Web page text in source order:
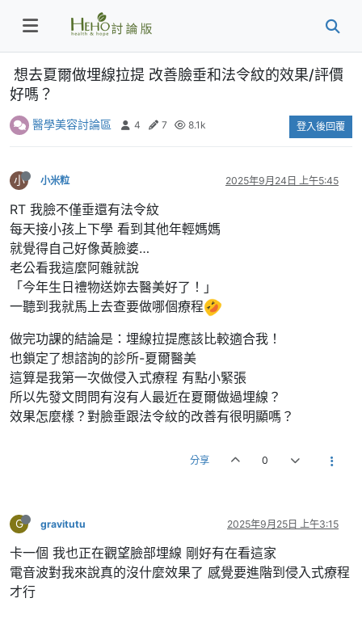
想去夏爾做埋線拉提 改善臉垂和法令紋的效果/評價
好嗎？
醫學美容討論區 4 7 8.1k 登入後回覆
小 小米粒 2025年9月24日 上午5:45
RT 我臉不僅垂還有法令紋
每天接小孩上下學 看到其他年輕媽媽
就覺得自己好像黃臉婆…
老公看我這麼阿雜就說
「今年生日禮物送妳去醫美好了！」
一聽到我就馬上去查要做哪個療程
做完功課的結論是：埋線拉提應該比較適合我！
也鎖定了想諮詢的診所-夏爾醫美
這算是我第一次做侵入式療程 有點小緊張
所以先發文問問有沒有人最近在夏爾做過埋線？
效果怎麼樣？對臉垂跟法令紋的改善有很明顯嗎？
分享 0
G gravitutu 2025年9月25日 上午3:15
卡一個 我也正在觀望臉部埋線 剛好有在看這家
電音波對我來說真的沒什麼效果了 感覺要進階到侵入式療程
才行